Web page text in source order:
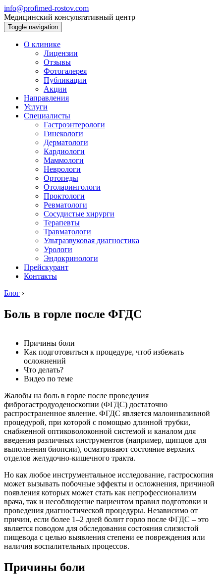
info@profimed-rostov.com
Медицинский консультативный центр
Toggle navigation
О клинике
Лицензии
Отзывы
Фотогалерея
Публикации
Акции
Направления
Услуги
Специалисты
Гастроэнтерологи
Гинекологи
Дерматологи
Кардиологи
Маммологи
Неврологи
Ортопеды
Отоларингологи
Проктологи
Ревматологи
Сосудистые хирурги
Терапевты
Травматологи
Ультразвуковая диагностика
Урологи
Эндокринологи
Прейскурант
Контакты
Блог ›
Боль в горле после ФГДС
Причины боли
Как подготовиться к процедуре, чтоб избежать
осложнений
Что делать?
Видео по теме
Жалобы на боль в горле после проведения
фиброгастродуоденоскопии (ФГДС) достаточно
распространенное явление. ФГДС является малоинвазивной
процедурой, при которой с помощью длинной трубки,
снабженной оптиковолоконной системой и каналом для
введения различных инструментов (например, щипцов для
выполнения биопсии), осматривают состояние верхних
отделов желудочно-кишечного тракта.
Но как любое инструментальное исследование, гастроскопия
может вызывать побочные эффекты и осложнения, причиной
появления которых может стать как непрофессионализм
врача, так и несоблюдение пациентом правил подготовки и
проведения диагностической процедуры. Независимо от
причин, если более 1–2 дней болит горло после ФГДС – это
является поводом для обследования состояния слизистой
пищевода с целью выявления степени ее повреждения или
наличия воспалительных процессов.
Причины боли